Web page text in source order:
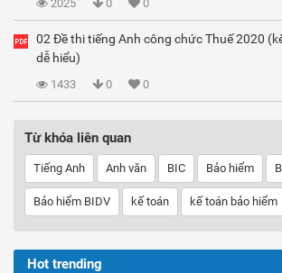
2025 0 0
02 Đề thi tiếng Anh công chức Thuế 2020
dễ hiểu)
1433 0 0
Từ khóa liên quan
Tiếng Anh Anh văn BIC Bảo hiểm
Bảo hiểm BIDV kế toán kế toán bảo hiểm
Hot trending